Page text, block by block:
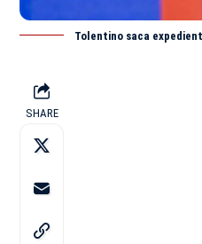
Tolentino saca
SHARE